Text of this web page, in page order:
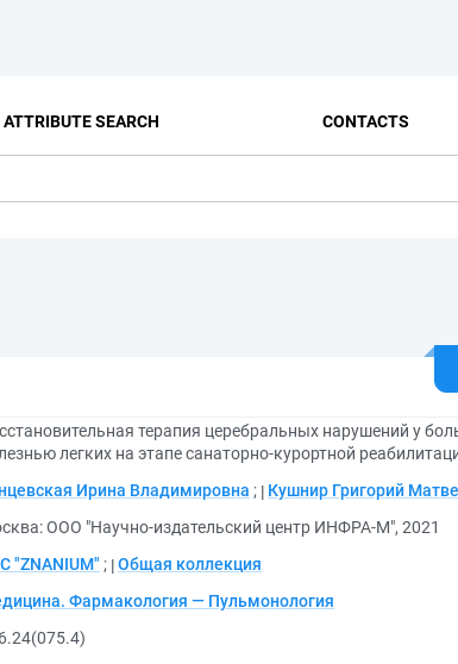
ATTRIBUTE SEARCH CONTACTS
терапия церебральных нарушений у
легких на этапе санаторно-курортной
Ирина Владимировна ; Кушнир Григорий
ООО "Научно-издательский центр ИНФРА-М", 2021
"ZNANIUM" ; Общая коллекция
Фармакология — Пульмонология